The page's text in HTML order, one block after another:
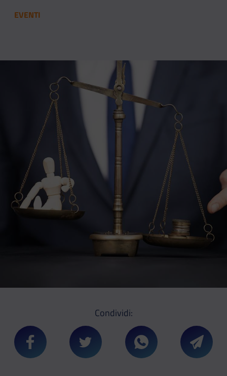
EVENTI
Condividi:
Condividi su FacebookCondividi su TwitterCondividi su